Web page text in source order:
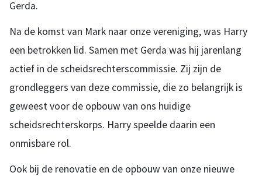
Gerda.
Na de komst van Mark naar onze vereniging, was Harry
een betrokken lid. Samen met Gerda was hij jarenlang
actief in de scheidsrechterscommissie. Zij zijn de
grondleggers van deze commissie, die zo belangrijk is
geweest voor de opbouw van ons huidige
scheidsrechterskorps. Harry speelde daarin een
onmisbare rol.
Ook bij de renovatie en de opbouw van onze nieuwe